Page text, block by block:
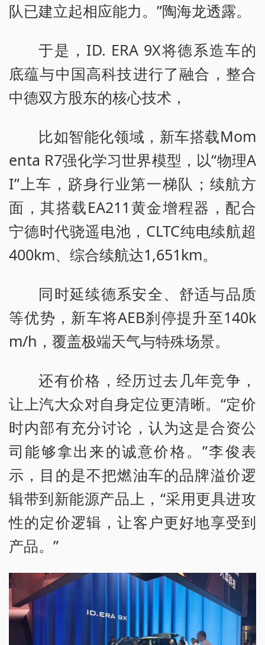
队已建立起相应能力。”陶海龙透露。
于是，ID. ERA 9X将德系造车的
底蕴与中国高科技进行了融合，整合
中德双方股东的核心技术，
比如智能化领域，新车搭载Mom
enta R7强化学习世界模型，以“物理A
I”上车，跻身行业第一梯队；续航方
面，其搭载EA211黄金增程器，配合
宁德时代骁遥电池，CLTC纯电续航超
400km、综合续航达1,651km。
同时延续德系安全、舒适与品质
等优势，新车将AEB刹停提升至140k
m/h，覆盖极端天气与特殊场景。
还有价格，经历过去几年竞争，
让上汽大众对自身定位更清晰。“定价
时内部有充分讨论，认为这是合资公
司能够拿出来的诚意价格。”李俊表
示，目的是不把燃油车的品牌溢价逻
辑带到新能源产品上，“采用更具进攻
性的定价逻辑，让客户更好地享受到
产品。”